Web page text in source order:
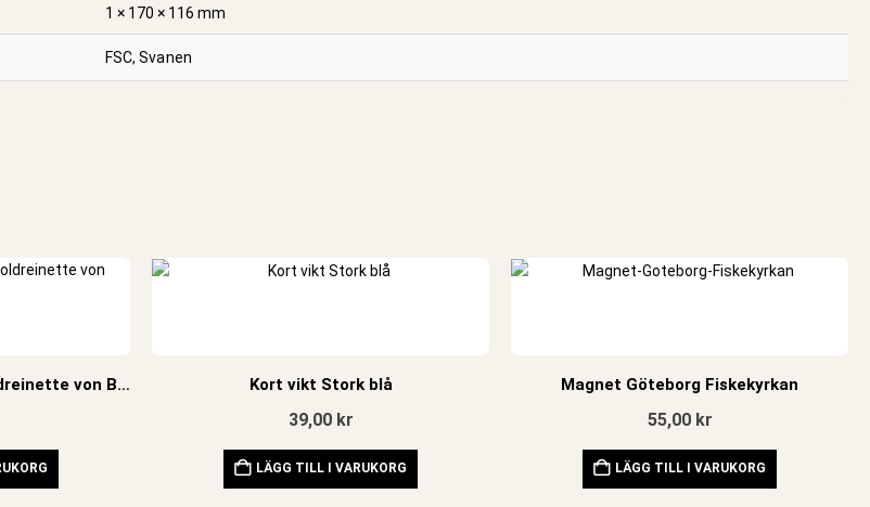
1 × 170 × 116 mm
FSC, Svanen
Affisch Medium Äpple Goldreinette von Blenheim Kort vikt Stork blå
39,00 kr
LÄGG TILL I VARUKORG
Magnet Göteborg Fiskekyrkan
55,00 kr
LÄGG TILL I VARUKORG